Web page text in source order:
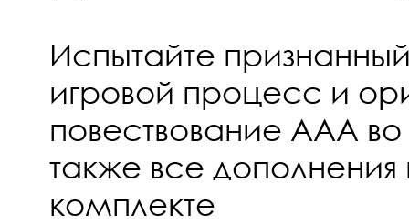
Испытайте
игровой процесс и
повествование AAA
также все
комплекте